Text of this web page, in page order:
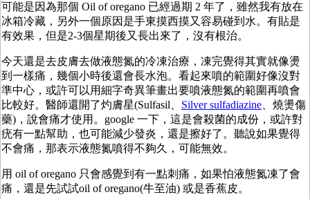
可能是因為那個 Oil of oregano 已經過期 2 年了，雖然我有放在
冰箱冷藏，另外一個原因是手東摸西摸又容易碰到水。有貼是
有效果，但是2-3個星期後又長出來了，沒有根治。
今天還是去皮膚去做液態氮的冷凍治療，凍完覺得其實就像燙
到一樣痛，幾個小時後還會長水泡。看起來噴的範圍好像沒對
準中心，或許可以用細字奇異筆畫出要噴液態氮的範圍再噴會
比較好。醫師還開了灼膚星(Sulfasil、 Silver sulfadiazine、燒燙傷
藥)，說會痛才使用。google 一下，這是會殺菌的成份，或許對
疣有一點幫助，也可能減少發炎，還是擦好了。聽說如果覺得
不會痛，那表示液態氮噴得不夠久，可能無效。
用 oil of oregano 只會感覺到有一點刺痛，如果怕液態氮凍了會
痛，還是先試試oil of oregano(牛至油) 或是香蕉皮。